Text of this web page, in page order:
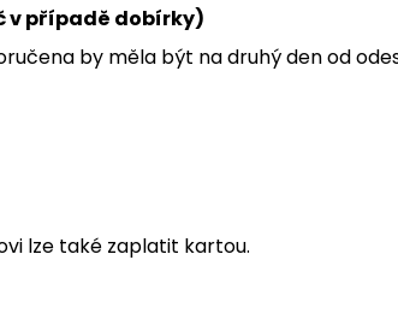
v případě dobírky)
by měla být na druhý den od
lze také zaplatit kartou.